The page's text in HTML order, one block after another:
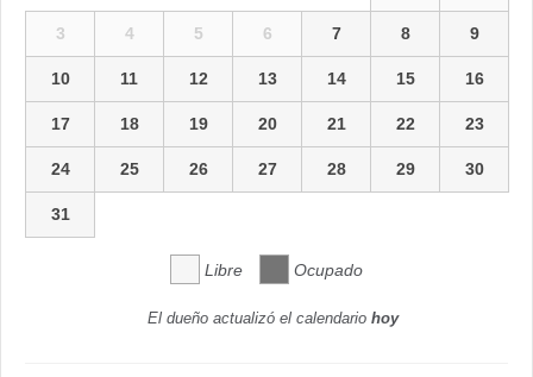
3 4 5 6 7 8 9
10 11 12 13 14 15 16
17 18 19 20 21 22 23
24 25 26 27 28 29 30
31
Libre Ocupado
El dueño actualizó el calendario hoy